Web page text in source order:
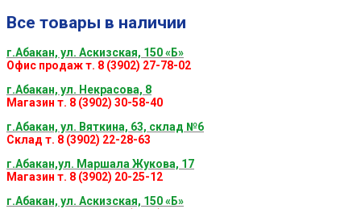
Все товары в наличии
г.Абакан, ул. Аскизская, 150 «Б»
Офис продаж т. 8 (3902) 27-78-02
г.Абакан, ул. Некрасова, 8
Магазин т. 8 (3902) 30-58-40
г.Абакан, ул. Вяткина, 63, склад №6
Склад т. 8 (3902) 22-28-63
г.Абакан,ул. Маршала Жукова, 17
Магазин т. 8 (3902) 20-25-12
г.Абакан, ул. Аскизская, 150 «Б»